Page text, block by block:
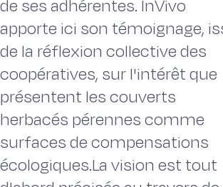
de ses adhérentes. InVivo
apporte ici son témoignage,
de la réflexion collective des
coopératives, sur l'intérêt que
présentent les couverts
herbacés pérennes comme
surfaces de compensations
écologiques.La vision est tout